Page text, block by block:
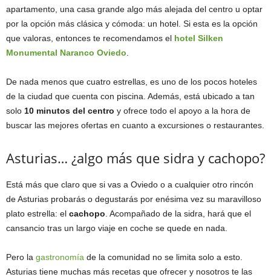
apartamento, una casa grande algo más alejada del centro u optar
por la opción más clásica y cómoda: un hotel. Si esta es la opción
que valoras, entonces te recomendamos el hotel Silken
Monumental Naranco Oviedo
De nada menos que cuatro estrellas, es uno de los pocos hoteles
de la ciudad que cuenta con piscina. Además, está ubicado a tan
solo 10 minutos del centro y ofrece todo el apoyo a la hora de
buscar las mejores ofertas en cuanto a excursiones o restaurantes.
Asturias… ¿algo más que sidra y cachopo?
Está más que claro que si vas a Oviedo o a cualquier otro rincón
de Asturias probarás o degustarás por enésima vez su maravilloso
plato estrella: el cachopo . Acompañado de la sidra, hará que el
cansancio tras un largo viaje en coche se quede en nada.
Pero la gastronomía de la comunidad no se limita solo a esto.
Asturias tiene muchas más recetas que ofrecer y nosotros te las